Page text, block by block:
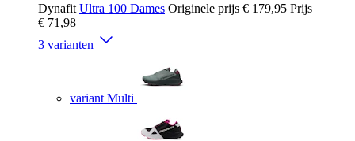
Dynafit Ultra 100 Dames Originele prijs € 179,95 Prijs
€ 71,98
3 varianten
variant Multi